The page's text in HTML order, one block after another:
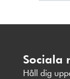
Sociala
Håll dig